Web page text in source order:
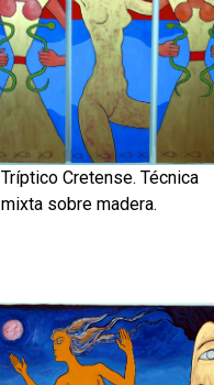
Tríptico Cretense. Técnica
mixta sobre madera.